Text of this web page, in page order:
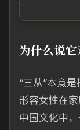
为什么说
“三从”本意
形容女性在
中国文化中